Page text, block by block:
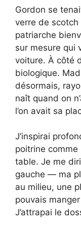
Gordon se
verre de scotch
patriarche
sur mesure qui
voiture. À côté
biologique.
désormais,
naît quand on
l’on avait sa
J’inspirai
poitrine comme
table. Je me
gauche — ma
au milieu, une
pouvais
J’attrapai le